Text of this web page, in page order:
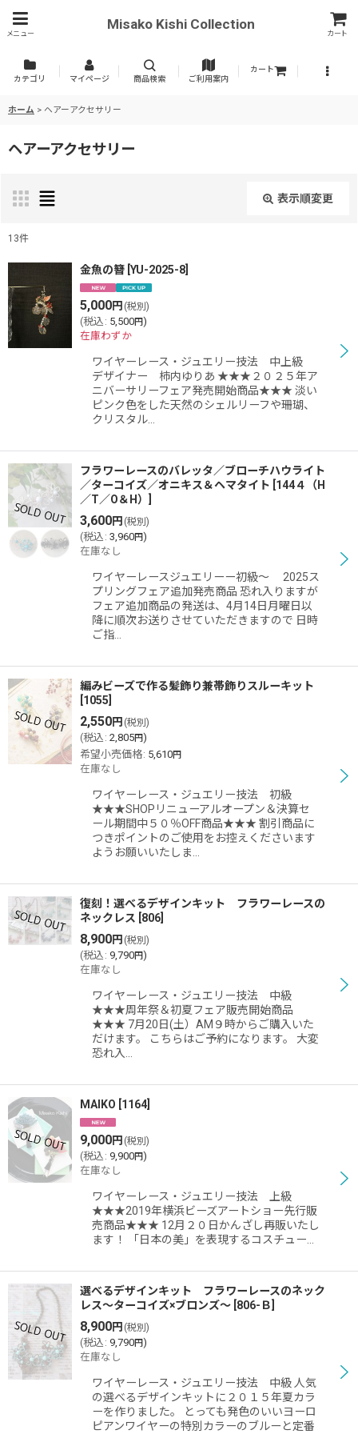
メニュー
Misako Kishi Collection
カート
カテゴリ マイページ 商品検索 ご利用案内
カート
ホーム > ヘアーアクセサリー
ヘアーアクセサリー
表示順変更
表示数:
並び順
絞り込む
13件
金魚の簪 YU-2025-8
5,000円 (税別)
(税込 : 5,500円)
在庫わずか
ワイヤーレース・ジュエリー技法 中上級
デザイナー 柿内ゆりあ ★★★２０２５年ア
ニバーサリーフェア発売開始商品★★★ 淡い
ピンク色をした天然のシェルリーフや珊瑚、
クリスタル…
フラワーレースのバレッタ／ブローチハウライト
／ターコイズ／オニキス＆ヘマタイト 144４（H
／T／O＆H）
3,600円 (税別)
(税込 : 3,960円)
在庫なし
ワイヤーレースジュエリーー初級〜 2025ス
プリングフェア追加発売商品 恐れ入りますが
フェア追加商品の発送は、4月14日月曜日以
降に順次お送りさせていただきますので 日時
ご指…
編みビーズで作る髪飾り兼帯飾りスルーキット
1055
2,550円 (税別)
(税込 : 2,805円)
希望小売価格: 5,610円
在庫なし
ワイヤーレース・ジュエリー技法 初級
★★★SHOPリニューアルオープン＆決算セ
ール期間中５０％OFF商品★★★ 割引商品に
つきポイントのご使用をお控えくださいます
ようお願いいたしま…
復刻！選べるデザインキット フラワーレースの
ネックレス 806
8,900円 (税別)
(税込 : 9,790円)
在庫なし
ワイヤーレース・ジュエリー技法 中級
★★★周年祭＆初夏フェア販売開始商品
★★★ 7月20日(土）AM９時からご購入いた
だけます。 こちらはご予約になります。 大変
恐れ入…
MAIKO 1164
9,000円 (税別)
(税込 : 9,900円)
在庫なし
ワイヤーレース・ジュエリー技法 上級
★★★2019年横浜ビーズアートショー先行販
売商品★★★ 12月２０日かんざし再販いたし
ます！ 「日本の美」を表現するコスチュー…
選べるデザインキット フラワーレースのネック
レス〜ターコイズ×ブロンズ〜 806-Ｂ
8,900円 (税別)
(税込 : 9,790円)
在庫なし
ワイヤーレース・ジュエリー技法 中級 人気
の選べるデザインキットに２０１５年夏カラ
ーを作りました。 とっても発色のいいヨーロ
ピアンワイヤーの特別カラーのブルーと定番